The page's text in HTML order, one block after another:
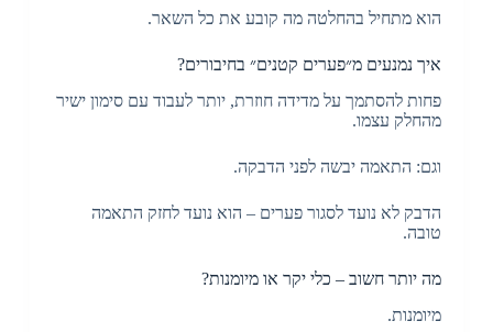
הוא מתחיל בהחלטה מה קובע את כל השאר.
איך נמנעים מ״פערים קטנים״ בחיבורים?
פחות להסתמך על מדידה חוזרת, יותר לעבוד עם סימון ישיר
מהחלק עצמו.
וגם: התאמה יבשה לפני הדבקה.
הדבק לא נועד לסגור פערים – הוא נועד לחזק התאמה
טובה.
מה יותר חשוב – כלי יקר או מיומנות?
מיומנות.